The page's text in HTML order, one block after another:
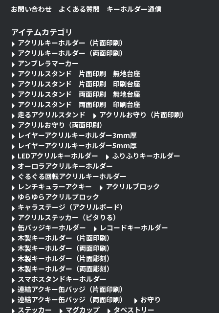
お問い合わせ
よくある質問 キーホルダー通信
アイテムカテゴリ
アクリルキーホルダー（片面印刷）
アクリルキーホルダー（両面印刷）
アンブレラマーカー
アクリルスタンド 片面印刷 無地台座
アクリルスタンド 片面印刷 印刷台座
アクリルスタンド 両面印刷 無地台座
アクリルスタンド 両面印刷 印刷台座
走るアクリルスタンド
アクリルお守り（片面印刷）
アクリルお守り（両面印刷）
レイヤーアクリルキーホルダー3mm厚
レイヤーアクリルキーホルダー5mm厚
LEDアクリルキーホルダー
ふりふりキーホルダー
オーロラアクリルキーホルダー
ぐるぐる回転アクリルキーホルダー
レンチキュラーアクキー
アクリルブロック
ゆらゆらアクリルブロック
キャラステージ（アクリルボード）
アクリルステッカー（ピタりる）
缶バッジキーホルダー
レコードキーホルダー
木製キーホルダー（片面印刷）
木製キーホルダー（両面印刷）
木製キーホルダー（片面彫刻）
木製キーホルダー（両面彫刻）
スマホスタンドキーホルダー
連結アクキー缶バッジ（片面印刷）
連結アクキー缶バッジ（両面印刷）
お守り
ステッカー
マグカップ タペストリー